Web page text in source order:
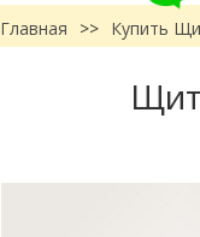
Главная
>> Купить